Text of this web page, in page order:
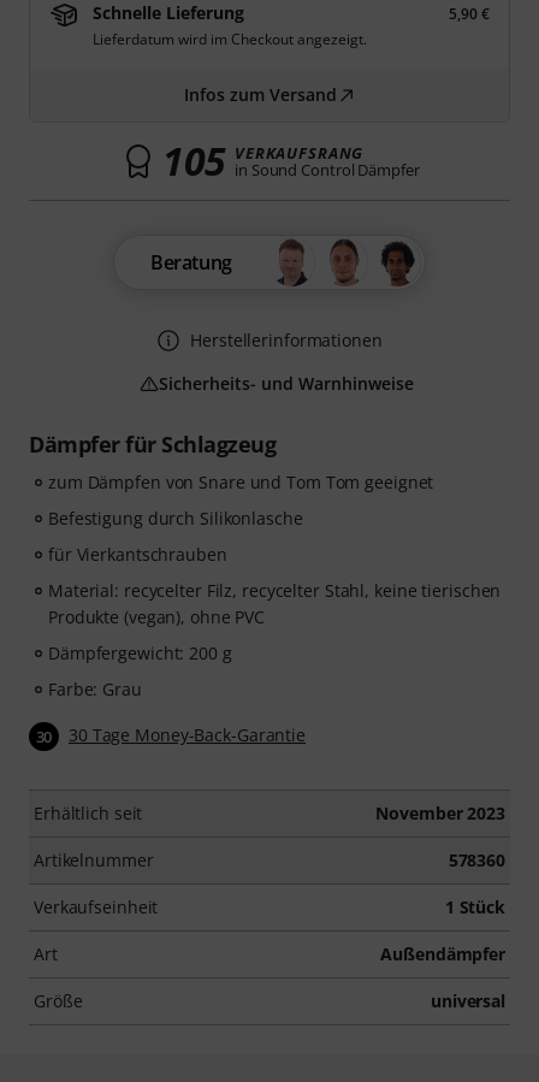
Dämpfer für Schlagzeug
zum Dämpfen von Snare und Tom Tom geeignet
Befestigung durch Silikonlasche
für Vierkantschrauben
Material: recycelter Filz, recycelter Stahl, keine tierischen
Produkte (vegan), ohne PVC
Dämpfergewicht: 200 g
Farbe: Grau
30 30 Tage Money-Back-Garantie
Erhältlich seit November 2023
Artikelnummer 578360
Verkaufseinheit 1 Stück
Art Außendämpfer
Größe universal
Schnelle Lieferung
5,90 €
Lieferdatum wird im Checkout angezeigt.
Infos zum Versand
105 VERKAUFSRANG
in Sound Control Dämpfer
Beratung
Herstellerinformationen
Sicherheits- und Warnhinweise